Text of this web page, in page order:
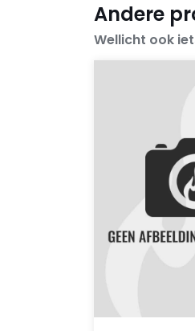
Andere
Wellicht ook